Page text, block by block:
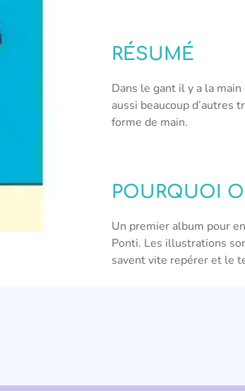
RÉSUMÉ
Dans le gant il y a la
aussi beaucoup d’autres
forme de main.
POURQUOI
Un premier album pour
Ponti. Les illustrations
savent vite repérer et le